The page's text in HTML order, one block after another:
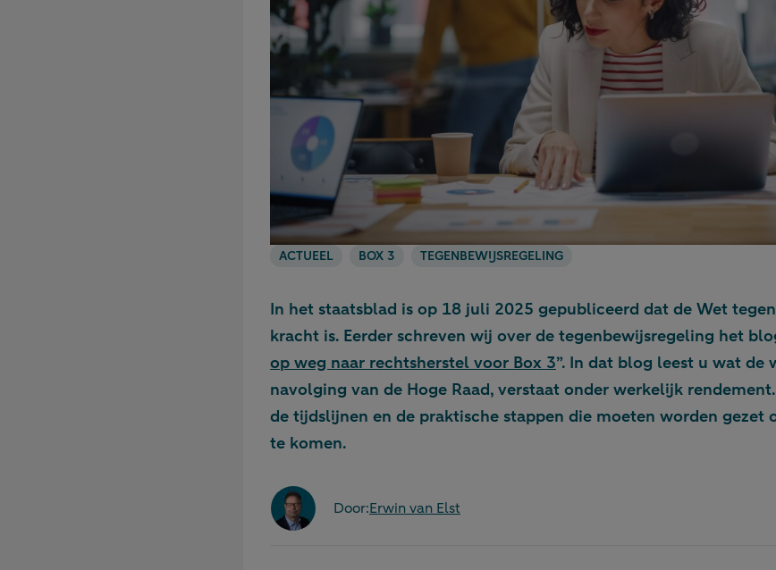
ACTUEEL BOX 3 TEGENBEWIJSREGELING
In het staatsblad is op 18 juli 2025 gepubliceerd dat de Wet
kracht is. Eerder schreven wij over de tegenbewijsregeling het
op weg naar rechtsherstel voor Box 3”. In dat blog leest u wat de
navolging van de Hoge Raad, verstaat onder werkelijk
de tijdslijnen en de praktische stappen die moeten worden gezet
te komen.
Door:Erwin van Elst